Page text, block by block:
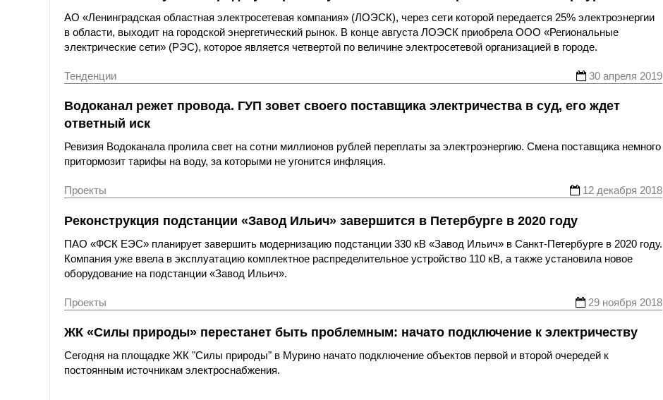
АО «Ленинградская областная электросетевая компания» (ЛОЭСК), через сети которой передается 25% электроэнергии
в области, выходит на городской энергетический рынок. В конце августа ЛОЭСК приобрела ООО «Региональные
электрические сети» (РЭС), которое является четвертой по величине электросетевой организацией в городе.
Тенденции 30 апреля 2019
Водоканал режет провода. ГУП зовет своего поставщика электричества в суд, его ждет
ответный иск
Ревизия Водоканала пролила свет на сотни миллионов рублей переплаты за электроэнергию. Смена поставщика немного
притормозит тарифы на воду, за которыми не угонится инфляция.
Проекты 12 декабря 2018
Реконструкция подстанции «Завод Ильич» завершится в Петербурге в 2020 году
ПАО «ФСК ЕЭС» планирует завершить модернизацию подстанции 330 кВ «Завод Ильич» в Санкт-Петербурге в 2020 году.
Компания уже ввела в эксплуатацию комплектное распределительное устройство 110 кВ, а также установила новое
оборудование на подстанции «Завод Ильич».
Проекты 29 ноября 2018
ЖК «Силы природы» перестанет быть проблемным: начато подключение к электричеству
Сегодня на площадке ЖК "Силы природы" в Мурино начато подключение объектов первой и второй очередей к
постоянным источникам электроснабжения.